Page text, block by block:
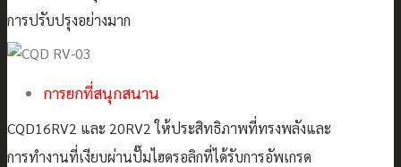
การปรับปรุงอย่างมาก
การยกที่สนุกสนาน
CQD16RV2 และ 20RV2 ให้ประสิทธิภาพที่ทรงพลังและ
การทำงานที่เงียบผ่านปั๊มไฮดรอลิกที่ได้รับการอัพเกรด